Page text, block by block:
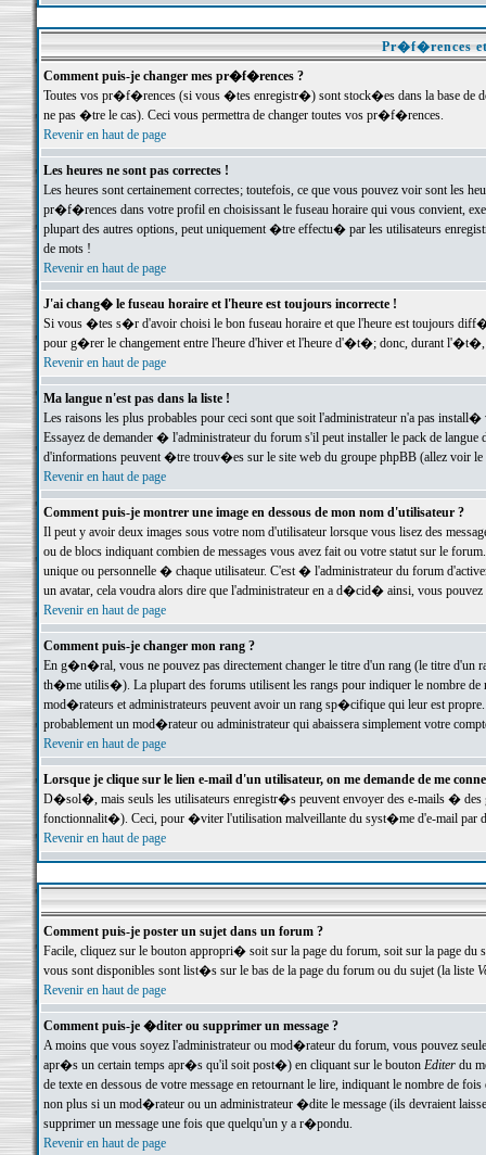
Pr�f�rences
Comment puis-je changer mes pr�f�rences ?
Toutes vos pr�f�rences (si vous �tes enregistr�) sont stock�es dans la base de
ne pas �tre le cas). Ceci vous permettra de changer toutes vos pr�f�rences.
Revenir en haut de page
Les heures ne sont pas correctes !
Les heures sont certainement correctes; toutefois, ce que vous pouvez voir sont
pr�f�rences dans votre profil en choisissant le fuseau horaire qui vous convient,
plupart des autres options, peut uniquement �tre effectu� par les utilisateurs
de mots !
Revenir en haut de page
J'ai chang� le fuseau horaire et l'heure est toujours incorrecte !
Si vous �tes s�r d'avoir choisi le bon fuseau horaire et que l'heure est toujours
pour g�rer le changement entre l'heure d'hiver et l'heure d'�t�; donc, durant
Revenir en haut de page
Ma langue n'est pas dans la liste !
Les raisons les plus probables pour ceci sont que soit l'administrateur n'a pas
Essayez de demander � l'administrateur du forum s'il peut installer le pack de
d'informations peuvent �tre trouv�es sur le site web du groupe phpBB (allez voir le
Revenir en haut de page
Comment puis-je montrer une image en dessous de mon nom d'utilisateur ?
Il peut y avoir deux images sous votre nom d'utilisateur lorsque vous lisez des
ou de blocs indiquant combien de messages vous avez fait ou votre statut sur le
unique ou personnelle � chaque utilisateur. C'est � l'administrateur du forum
un avatar, cela voudra alors dire que l'administrateur en a d�cid� ainsi, vous
Revenir en haut de page
Comment puis-je changer mon rang ?
En g�n�ral, vous ne pouvez pas directement changer le titre d'un rang (le titre d'un
th�me utilis�). La plupart des forums utilisent les rangs pour indiquer le nombre de
mod�rateurs et administrateurs peuvent avoir un rang sp�cifique qui leur est
probablement un mod�rateur ou administrateur qui abaissera simplement votre
Revenir en haut de page
Lorsque je clique sur le lien e-mail d'un utilisateur, on me demande de me
D�sol�, mais seuls les utilisateurs enregistr�s peuvent envoyer des e-mails �
fonctionnalit�). Ceci, pour �viter l'utilisation malveillante du syst�me d'e-mail par
Revenir en haut de page
Comment puis-je poster un sujet dans un forum ?
Facile, cliquez sur le bouton appropri� soit sur la page du forum, soit sur la page du
vous sont disponibles sont list�s sur le bas de la page du forum ou du sujet (la liste
Revenir en haut de page
Comment puis-je �diter ou supprimer un message ?
A moins que vous soyez l'administrateur ou mod�rateur du forum, vous pouvez
apr�s un certain temps apr�s qu'il soit post�) en cliquant sur le bouton Editerdu
de texte en dessous de votre message en retournant le lire, indiquant le nombre
non plus si un mod�rateur ou un administrateur �dite le message (ils devraient
supprimer un message une fois que quelqu'un y a r�pondu.
Revenir en haut de page